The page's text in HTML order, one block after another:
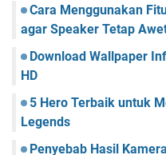
Cara Menggunakan
agar Speaker Tetap
Download Wallpaper
HD
5 Hero Terbaik untuk
Legends
Penyebab Hasil